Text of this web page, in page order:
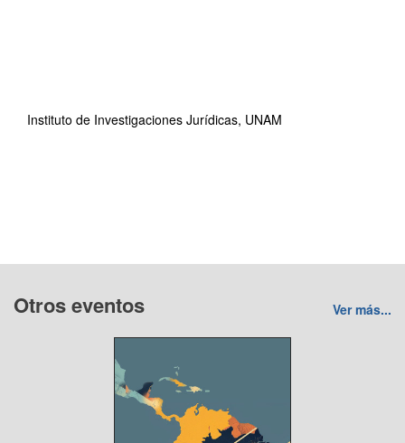
Instituto de Investigaciones Jurídicas, UNAM
Otros eventos Ver más...